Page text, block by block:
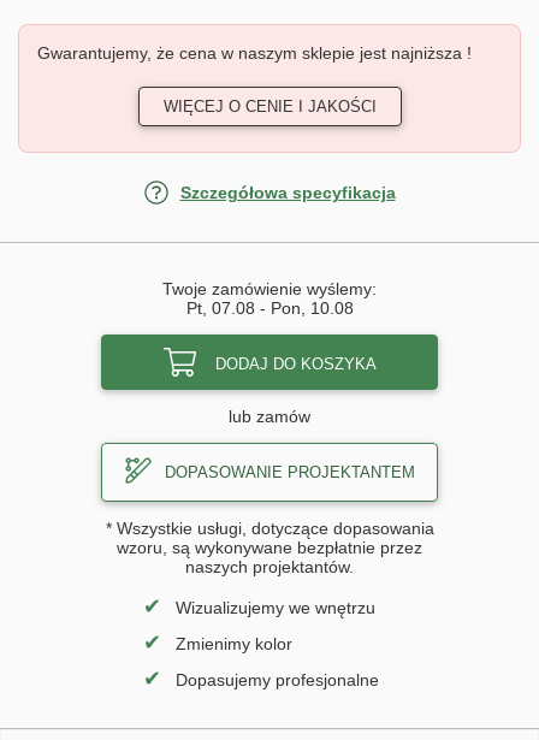
Gwarantujemy, że cena w naszym sklepie jest najniższa !
WIĘCEJ O CENIE I JAKOŚCI
Szczegółowa specyfikacja
Twoje zamówienie wyślemy:
Pt, 07.08 - Pon, 10.08
DODAJ DO KOSZYKA
lub zamów
DOPASOWANIE PROJEKTANTEM
* Wszystkie usługi, dotyczące dopasowania
wzoru, są wykonywane bezpłatnie przez
naszych projektantów.
✔ Wizualizujemy we wnętrzu
✔ Zmienimy kolor
✔ Dopasujemy profesjonalne